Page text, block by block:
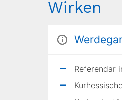
Wirken
Referendar